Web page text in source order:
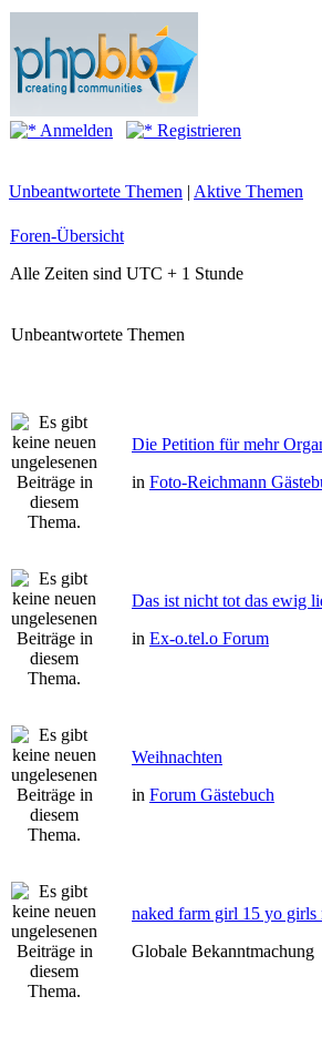
Anmelden Registrieren
Unbeantwortete Themen | Aktive Themen
Foren-Übersicht
Alle Zeiten sind UTC + 1 Stunde
Unbeantwortete Themen
Die Petition für mehr
in Foto-Reichmann
Das ist nicht tot das ewig
in Ex-o.tel.o Forum
Weihnachten
in Forum Gästebuch
naked farm girl 15 yo girls
Globale Bekanntmachung